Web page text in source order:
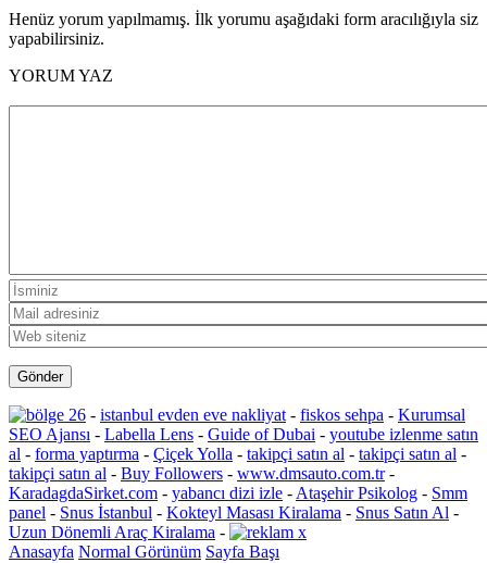
Henüz yorum yapılmamış. İlk yorumu aşağıdaki form aracılığıyla siz
yapabilirsiniz.
YORUM YAZ
- istanbul evden eve nakliyat - fiskos sehpa - Kurumsal
SEO Ajansı - Labella Lens - Guide of Dubai - youtube izlenme satın
al - forma yaptırma - Çiçek Yolla - takipçi satın al - takipçi satın al -
takipçi satın al - Buy Followers - www.dmsauto.com.tr-
KaradagdaSirket.com - yabancı dizi izle - Ataşehir Psikolog - Smm
panel - Snus İstanbul - Kokteyl Masası Kiralama - Snus Satın Al -
Uzun Dönemli Araç Kiralama -
Anasayfa Normal Görünüm Sayfa Başı